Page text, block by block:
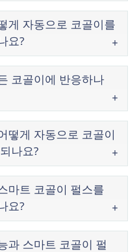
게 자동으로 코골이를
요?
코골이에 반응하나
떻게 자동으로 코골이
나요?
마트 코골이 펄스를
요?
과 스마트 코골이 펄